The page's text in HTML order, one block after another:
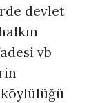
devlet
vb